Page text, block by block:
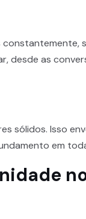
desde as
sólidos. Isso
em